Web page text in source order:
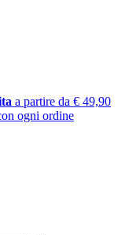
a partire da € 49,90
ogni ordine